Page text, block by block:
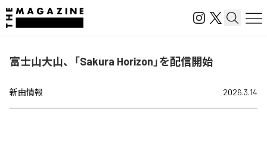
富士山大山、「Sakura Horizon」を配信開始
新曲情報 2026.3.14